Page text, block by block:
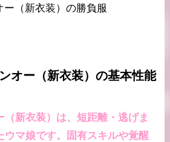
オー（新衣装）の基本性能
（新衣装）は、短距離・逃げま
ウマ娘です。固有スキルや覚醒